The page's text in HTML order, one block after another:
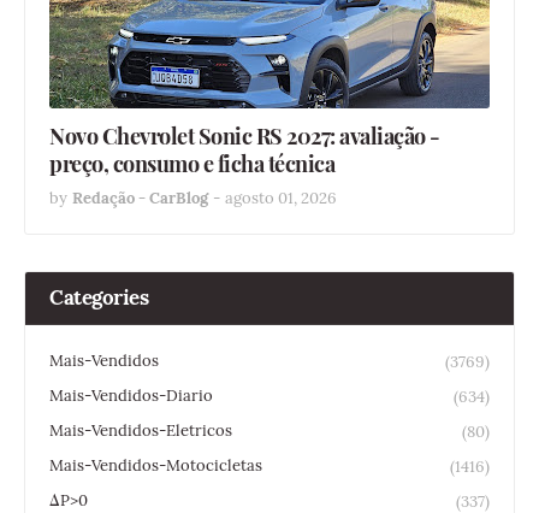
Novo Chevrolet Sonic RS 2027: avaliação -
preço, consumo e ficha técnica
by Redação - CarBlog - agosto 01, 2026
Categories
Mais-Vendidos
(3769)
Mais-Vendidos-Diario
(634)
Mais-Vendidos-Eletricos
(80)
Mais-Vendidos-Motocicletas
(1416)
ΔP>0
(337)